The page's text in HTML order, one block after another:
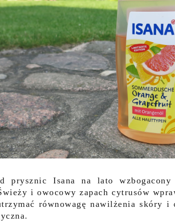
prysznic Isana na lato
i owocowy zapach cytrusów
równowagę nawilżenia skóry